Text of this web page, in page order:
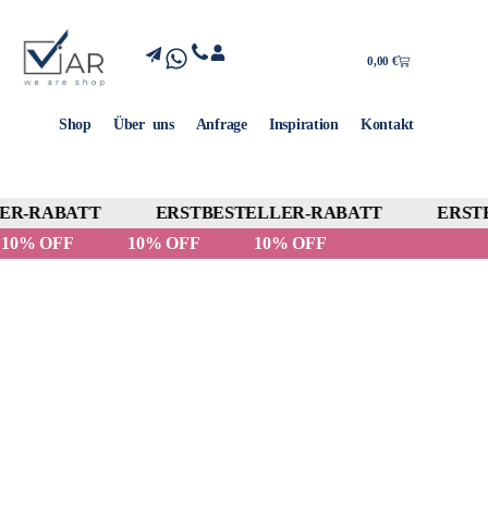
0,00 €
Shop Über uns Anfrage Inspiration Kontakt
RABATT ERSTBESTELLER-RABATT
10% OFF
10% OFF 10% OFF